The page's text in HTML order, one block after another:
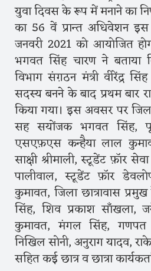
युवा दिवस के रूप में मनाने का
का 56 वें प्रान्त अधिवेशन इस
जनवरी 2021 को आयोजित
भगवत सिंह चारण ने बताया
विभाग संग़ठन मंत्री वीरेंद्र सिंह
सदस्य बनने के बाद प्रथम बार
किया गया। इस अवसर पर
सह सयोंजक भगवत सिंह,
एसएफ़एस कन्हैया लाल
साक्षी श्रीमाली, स्टूडेंट फ़ॉर
पालीवाल, स्टूडेंट फ़ॉर
कुमावत, जिला छात्रावास
सिंह, शिव प्रकाश साँखला,
कुमावत, मंगल सिंह, गणपत
निखिल सोनी, अनुराग यादव,
सहित कई छात्र व छात्रा